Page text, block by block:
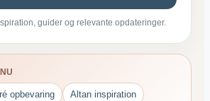
guider og relevante opdateringer.
opbevaring Altan inspiration